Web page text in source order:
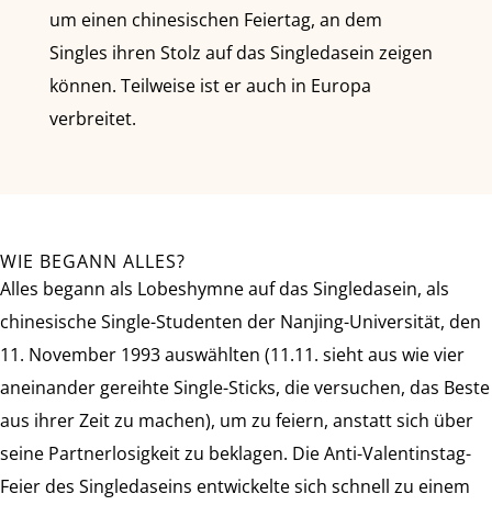
um einen chinesischen Feiertag, an dem
Singles ihren Stolz auf das Singledasein zeigen
können. Teilweise ist er auch in Europa
verbreitet.
WIE BEGANN ALLES?
Alles begann als Lobeshymne auf das Singledasein, als
chinesische Single-Studenten der Nanjing-Universität, den
11. November 1993 auswählten (11.11. sieht aus wie vier
aneinander gereihte Single-Sticks, die versuchen, das Beste
aus ihrer Zeit zu machen), um zu feiern, anstatt sich über
seine Partnerlosigkeit zu beklagen. Die Anti-Valentinstag-
Feier des Singledaseins entwickelte sich schnell zu einem